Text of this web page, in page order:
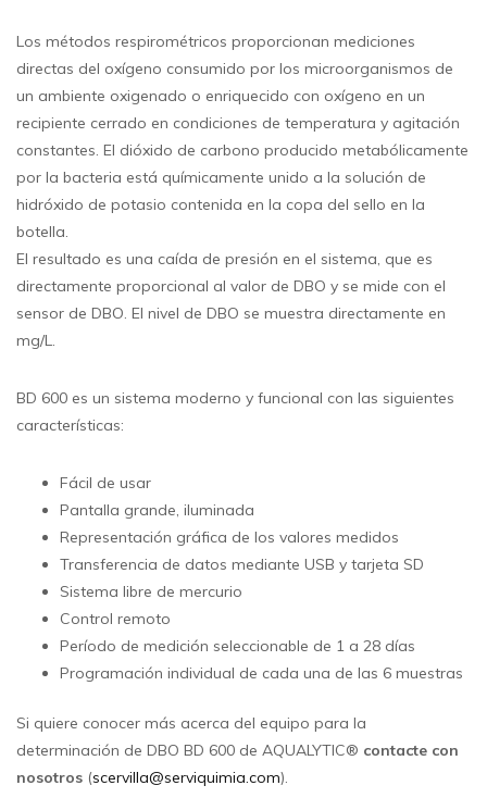
Los métodos respirométricos proporcionan mediciones
directas del oxígeno consumido por los microorganismos de
un ambiente oxigenado o enriquecido con oxígeno en un
recipiente cerrado en condiciones de temperatura y agitación
constantes. El dióxido de carbono producido metabólicamente
por la bacteria está químicamente unido a la solución de
hidróxido de potasio contenida en la copa del sello en la
botella.
El resultado es una caída de presión en el sistema, que es
directamente proporcional al valor de DBO y se mide con el
sensor de DBO. El nivel de DBO se muestra directamente en
mg/L.
BD 600 es un sistema moderno y funcional con las siguientes
características:
Fácil de usar
Pantalla grande, iluminada
Representación gráfica de los valores medidos
Transferencia de datos mediante USB y tarjeta SD
Sistema libre de mercurio
Control remoto
Período de medición seleccionable de 1 a 28 días
Programación individual de cada una de las 6 muestras
Si quiere conocer más acerca del equipo para la
determinación de DBO BD 600 de AQUALYTIC® contacte con
nosotros (scervilla@serviquimia.com).